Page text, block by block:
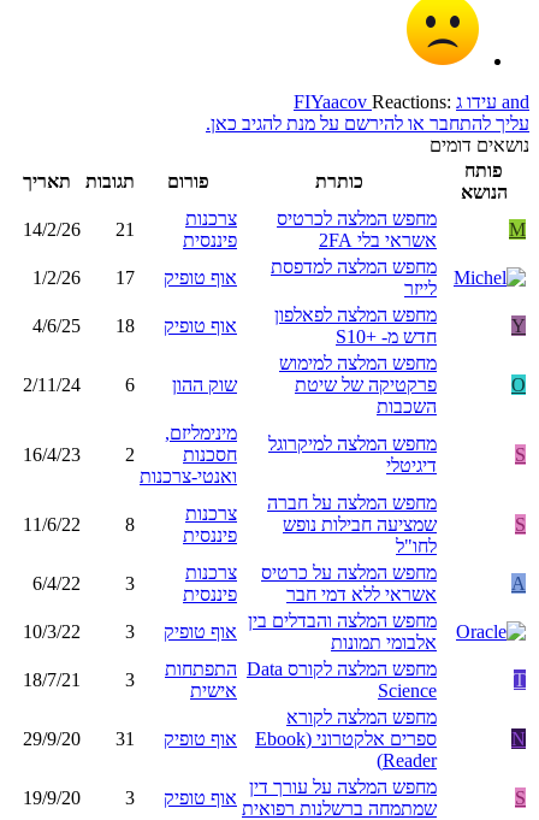
Reactions: עידו ג and
FIYaacov
עליך להתחבר או להירשם על מנת להגיב כאן.
נושאים דומים
פותח
הנושא
כותרת פורום תגובות תאריך
M
מחפש המלצה לכרטיס
אשראי בלי 2FA
צרכנות
פיננסית
21
14/2/26
מחפש המלצה למדפסת
לייזר
אוף טופיק 17
1/2/26
Y
מחפש המלצה לפאלפון
חדש מ- +S10
אוף טופיק 18
4/6/25
O
מחפש המלצה למימוש
פרקטיקה של שיטת
השכבות
שוק ההון 6
2/11/24
S
מחפש המלצה למיקרוגל
דיגיטלי
מינימליזם,
חסכנות
ואנטי-צרכנות
2
16/4/23
S
מחפש המלצה על חברה
שמציעה חבילות נופש
לחו"ל
צרכנות
פיננסית
8
11/6/22
A
מחפש המלצה על כרטיס
אשראי ללא דמי חבר
צרכנות
פיננסית
3
6/4/22
מחפש המלצה והבדלים בין
אלבומי תמונות
אוף טופיק 3
10/3/22
T
מחפש המלצה לקורס Data
Science
התפתחות
אישית
3
18/7/21
N
מחפש המלצה לקורא
ספרים אלקטרוני (Ebook
Reader)
אוף טופיק 31
29/9/20
S
מחפש המלצה על עורך דין
שמתמחה ברשלנות רפואית
אוף טופיק 3
19/9/20